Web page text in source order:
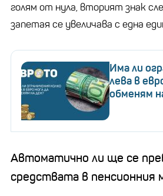
голям от нула, вторият знак
запетая се увеличава с една
Има ли
лева в
обменям
Автоматично ли ще се
средствата в пенсионния